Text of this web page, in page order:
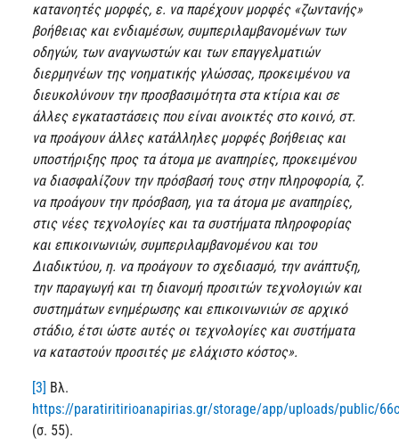
κατανοητές μορφές, ε. να παρέχουν μορφές «ζωντανής»
βοήθειας και ενδιαμέσων, συμπεριλαμβανομένων των
οδηγών, των αναγνωστών και των επαγγελματιών
διερμηνέων της νοηματικής γλώσσας, προκειμένου να
διευκολύνουν την προσβασιμότητα στα κτίρια και σε
άλλες εγκαταστάσεις που είναι ανοικτές στο κοινό, στ.
να προάγουν άλλες κατάλληλες μορφές βοήθειας και
υποστήριξης προς τα άτομα με αναπηρίες, προκειμένου
να διασφαλίζουν την πρόσβασή τους στην πληροφορία, ζ.
να προάγουν την πρόσβαση, για τα άτομα με αναπηρίες,
στις νέες τεχνολογίες και τα συστήματα πληροφορίας
και επικοινωνιών, συμπεριλαμβανομένου και του
Διαδικτύου, η. να προάγουν το σχεδιασμό, την ανάπτυξη,
την παραγωγή και τη διανομή προσιτών τεχνολογιών και
συστημάτων ενημέρωσης και επικοινωνιών σε αρχικό
στάδιο, έτσι ώστε αυτές οι τεχνολογίες και συστήματα
να καταστούν προσιτές με ελάχιστο κόστος».
[3] Βλ.
https://paratiritirioanapirias.gr/storage/app/uploads/public/
(σ. 55).